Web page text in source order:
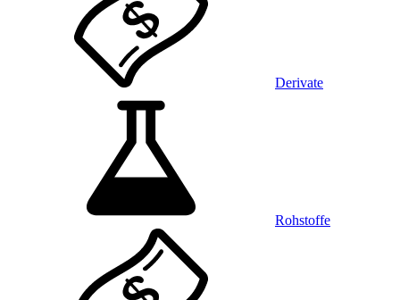
Derivate
Rohstoffe